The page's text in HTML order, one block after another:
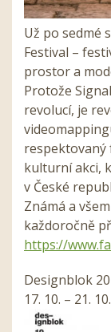
Už po sedmé
Festival –
prostor a
Protože
revolucí, je
kulturní akci,
v České
Známá a
každoročně
https://
Designblok
17. 10. – 21.